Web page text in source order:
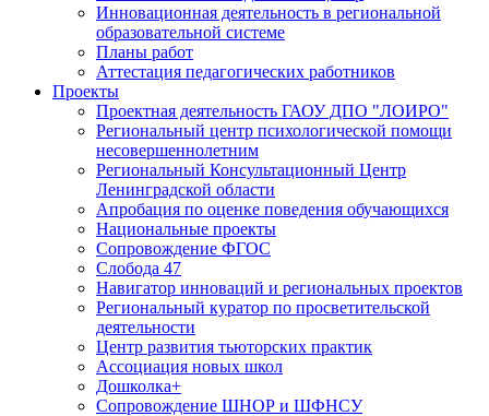
Инновационная деятельность в региональной
образовательной системе
Планы работ
Аттестация педагогических работников
Проекты
Проектная деятельность ГАОУ ДПО "ЛОИРО"
Региональный центр психологической помощи
несовершеннолетним
Региональный Консультационный Центр
Ленинградской области
Апробация по оценке поведения обучающихся
Национальные проекты
Сопровождение ФГОС
Слобода 47
Навигатор инноваций и региональных проектов
Региональный куратор по просветительской
деятельности
Центр развития тьюторских практик
Ассоциация новых школ
Дошколка+
Сопровождение ШНОР и ШФНСУ